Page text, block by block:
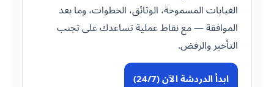
الغيابات المسموحة، الوثائق، الخطوات، وما بعد
الموافقة — مع نقاط عملية تساعدك على تجنب
التأخير والرفض.
ابدأ الدردشة الآن (24/7)